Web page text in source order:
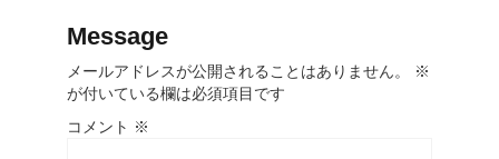
Message
メールアドレスが公開されることはありません。
※
が付いている欄は必須項目です
コメント ※